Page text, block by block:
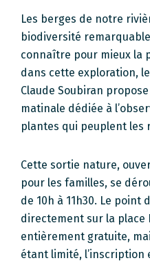
Les berges de notre
biodiversité
connaître pour mieux la
dans cette exploration,
Claude Soubiran
matinale dédiée à
plantes qui peuplent les
Cette sortie nature,
pour les familles, se
de 10h à 11h30. Le point
directement sur la place
entièrement gratuite,
étant limité, l’inscription